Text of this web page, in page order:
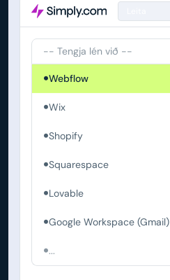
-- Tengja lén við --
Webflow
Wix
Shopify
Squarespace
Lovable
Google Workspace (Gmail)
...